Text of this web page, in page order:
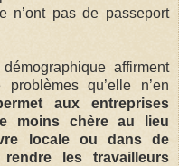
n’ont pas de passeport
affirment
qu’elle n’en
aux entreprises
moins chère au lieu
locale ou dans de
les travailleurs